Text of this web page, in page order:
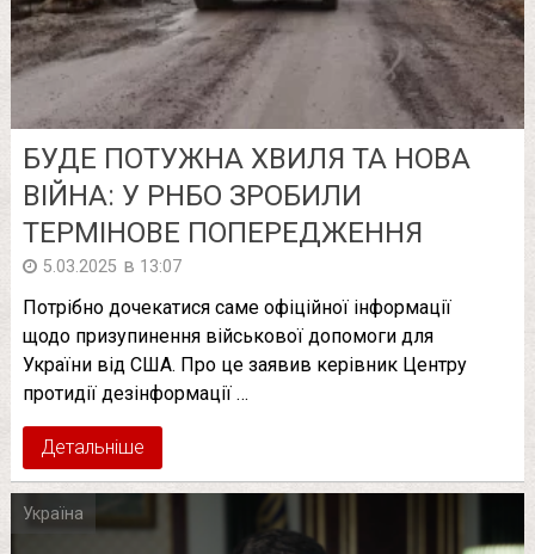
БУДЕ ПОТУЖНА ХВИЛЯ ТА НОВА
ВІЙНА: У РНБО ЗРОБИЛИ
ТЕРМІНОВЕ ПОПЕРЕДЖЕННЯ
5.03.2025 в 13:07
Потрібно дочекатися саме офіційної інформації
щодо призупинення військової допомоги для
України від США. Про це заявив керівник Центру
протидії дезінформації …
Детальніше
Україна